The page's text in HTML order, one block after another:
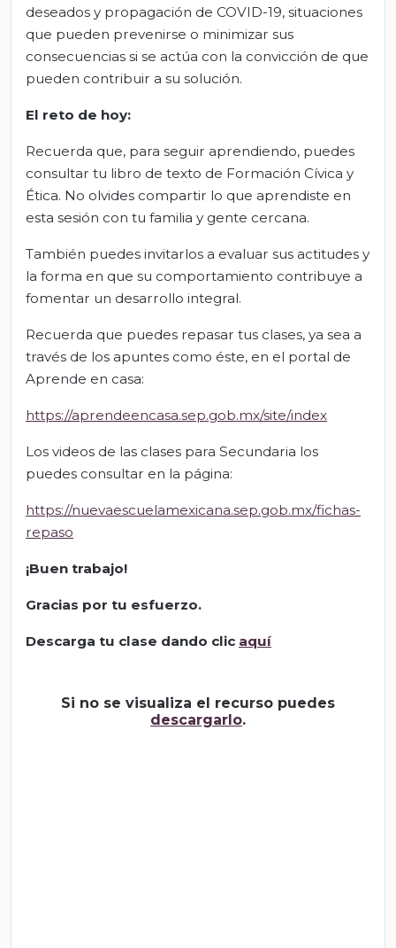
deseados y propagación de COVID-19, situaciones
que pueden prevenirse o minimizar sus
consecuencias si se actúa con la convicción de que
pueden contribuir a su solución.
El reto de hoy:
Recuerda que, para seguir aprendiendo, puedes
consultar tu libro de texto de Formación Cívica y
Ética. No olvides compartir lo que aprendiste en
esta sesión con tu familia y gente cercana.
También puedes invitarlos a evaluar sus actitudes y
la forma en que su comportamiento contribuye a
fomentar un desarrollo integral.
Recuerda que puedes repasar tus clases, ya sea a
través de los apuntes como éste, en el portal de
Aprende en casa:
https://aprendeencasa.sep.gob.mx/site/index
Los videos de las clases para Secundaria los
puedes consultar en la página:
https://nuevaescuelamexicana.sep.gob.mx/fichas-
repaso
¡Buen trabajo!
Gracias por tu esfuerzo.
Descarga tu clase dando clic aquí
Si no se visualiza el recurso puedes
descargarlo.